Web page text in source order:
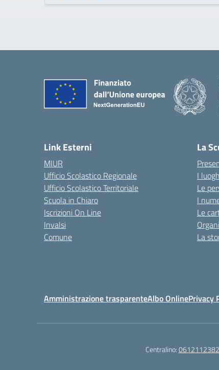
Link Esterni
MIUR
Ufficio Scolastico Regionale
Ufficio Scolastico Territoriale
Scuola in Chiaro
Iscrizioni On Line
Invalsi
Comune
La
I
Le
I
Le
La
Amministrazione trasparenteAlbo OnlinePrivacy
Centralino: